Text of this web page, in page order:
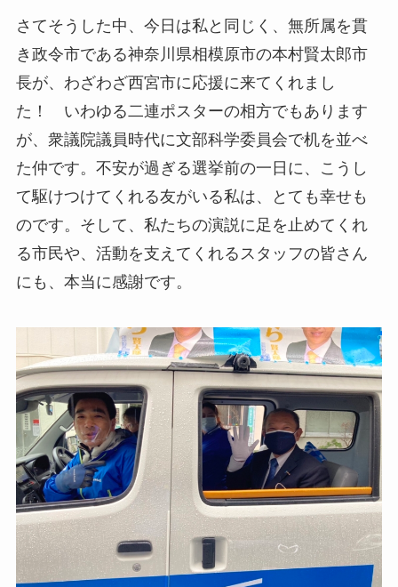
さてそうした中、今日は私と同じく、無所属を貫
き政令市である神奈川県相模原市の本村賢太郎市
長が、わざわざ西宮市に応援に来てくれまし
た！ いわゆる二連ポスターの相方でもあります
が、衆議院議員時代に文部科学委員会で机を並べ
た仲です。不安が過ぎる選挙前の一日に、こうし
て駆けつけてくれる友がいる私は、とても幸せも
のです。そして、私たちの演説に足を止めてくれ
る市民や、活動を支えてくれるスタッフの皆さん
にも、本当に感謝です。